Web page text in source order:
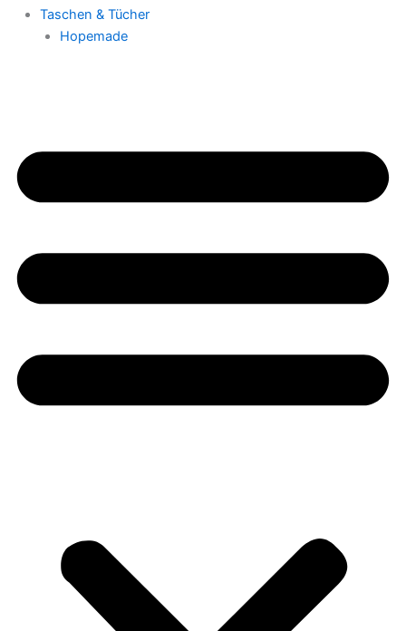
Taschen & Tücher
Hopemade